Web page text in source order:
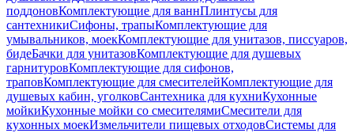
поддоновКомплектующие для ваннПлинтусы для
сантехникиСифоны, трапыКомплектующие для
умывальников, моекКомплектующие для унитазов, писсуаров,
бидеБачки для унитазовКомплектующие для душевых
гарнитуровКомплектующие для сифонов,
траповКомплектующие для смесителейКомплектующие для
душевых кабин, уголковСантехника для кухниКухонные
мойкиКухонные мойки со смесителямиСмесители для
кухонных моекИзмельчители пищевых отходовСистемы для